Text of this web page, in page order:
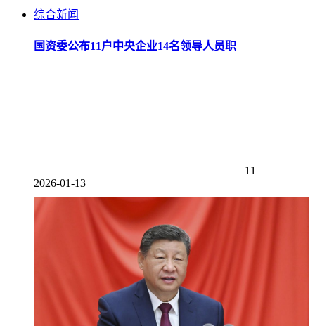
综合新闻
国资委公布11户中央企业14名领导人员职
11
2026-01-13